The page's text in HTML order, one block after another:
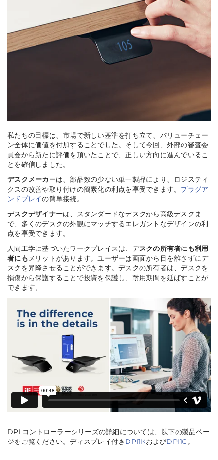
私たちの目標は、市場で新しい基準を打ち立て、バリューチェー
ン全体に価値を付加することでした。そして今回、外部の審査委
員会から新たに評価を頂いたことで、正しい方向に進んでいるこ
とを確信しました。
デスクメーカーは、部品数の少ない単一製品により、ロジスティ
クスの改善や取り付けの簡素化の利点を享受できます。 プラグア
ンドプレイの簡単接続。
デスクデザイナーは、スタンダードなデスクから高級デスクま
で、多くのデスクの外観にマッチするエレガントなデザインの利
点を享受できます。
人間工学に基づいたワークプレイスは、デスクの所有者にも利用
者にもメリットがあります。ユーザーは画面から目を離さずにデ
スクを昇降させることができます。デスクの所有者は、デスクを
損傷から保護することで投資を保護し、耐用期間を延ばすことが
できます。
DPI コントローラーシリーズの詳細については、以下の製品ペー
ジをご覧ください。ディスプレイ付き DPI1KおよびDPI1C。